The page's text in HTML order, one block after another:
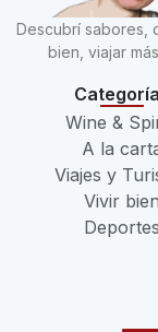
Descubrí sabores,
bien, viajar
Wine &
A la
Viajes y
Vivir bien
Deportes